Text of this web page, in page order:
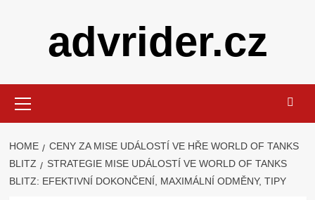
advrider.cz
Menu
HOME
CENY ZA MISE UDÁLOSTÍ VE HŘE WORLD OF TANKS
BLITZ
STRATEGIE MISE UDÁLOSTÍ VE WORLD OF TANKS
BLITZ: EFEKTIVNÍ DOKONČENÍ, MAXIMÁLNÍ ODMĚNY, TIPY